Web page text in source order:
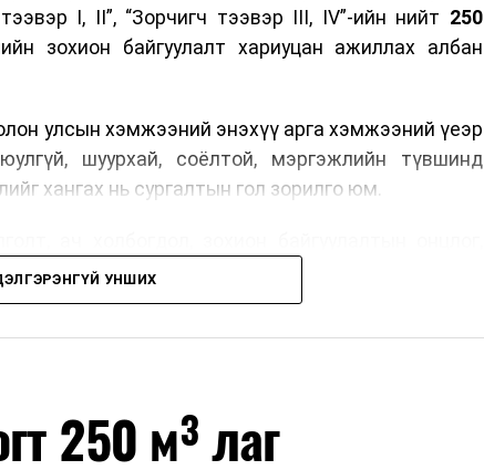
I, II”, “Зорчигч тээвэр III, IV”-ийн нийт 250
зохион байгуулалт хариуцан ажиллах албан
улсын хэмжээний энэхүү арга хэмжээний үеэр
шуурхай, соёлтой, мэргэжлийн түвшинд
хангах нь сургалтын гол зорилго юм.
стандарт, жолооч нарын үүрэг
соёл, ёс зүй, мэргэжлийн харилцааны талаар
авах, зочид буудал болон арга хэмжээний
зохион байгуулалт, цагийн менежмент,
байгууллагуудын уялдаа холбоо, аюулгүй
УНШИХ
250 м³ лаг